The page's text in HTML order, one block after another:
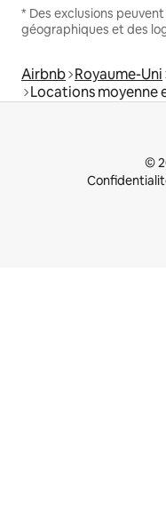
* Des exclusions
géographiques et des
Airbnb Royaume-Uni
Locations moyenne
©